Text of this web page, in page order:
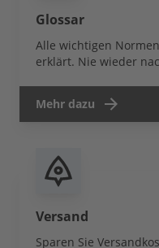
Glossar
Alle wichtigen
erklärt. Nie wieder
Mehr dazu
Versand
Sparen Sie